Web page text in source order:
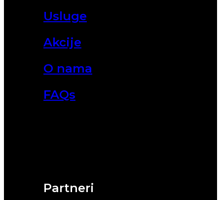
Partneri
Usluge
Akcije
O nama
FAQs